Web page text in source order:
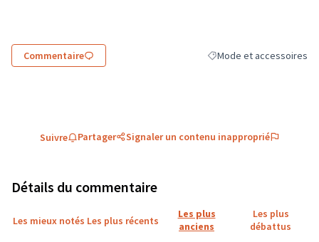
Commentaire Filtrer les résultats de la
Mode et accessoires
Suivre Partager Signaler un contenu inapproprié
Détails du commentaire
Les mieux notés Les plus récents
Les plus
anciens
Les plus
débattus